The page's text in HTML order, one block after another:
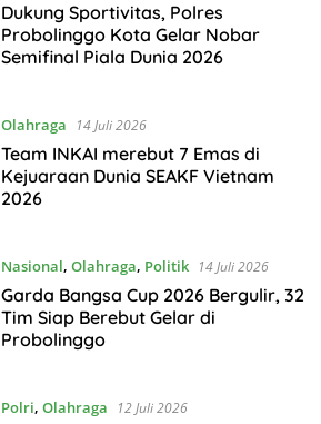
Dukung Sportivitas, Polres
Probolinggo Kota Gelar Nobar
Semifinal Piala Dunia 2026
Olahraga 14 Juli 2026
Team INKAI merebut 7 Emas di
Kejuaraan Dunia SEAKF Vietnam
2026
Nasional, Olahraga, Politik 14 Juli 2026
Garda Bangsa Cup 2026 Bergulir, 32
Tim Siap Berebut Gelar di
Probolinggo
Polri, Olahraga 12 Juli 2026